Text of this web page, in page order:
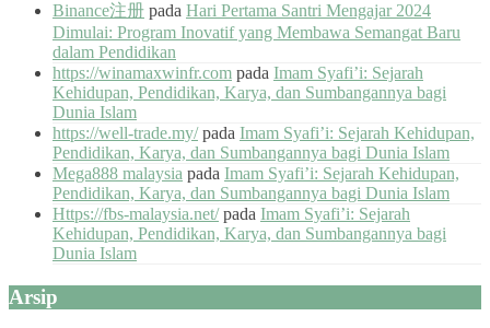
Binance注册 pada Hari Pertama Santri Mengajar 2024
Dimulai: Program Inovatif yang Membawa Semangat Baru
dalam Pendidikan
https://winamaxwinfr.com pada Imam Syafi’i: Sejarah
Kehidupan, Pendidikan, Karya, dan Sumbangannya bagi
Dunia Islam
https://well-trade.my/pada Imam Syafi’i: Sejarah Kehidupan,
Pendidikan, Karya, dan Sumbangannya bagi Dunia Islam
Mega888 malaysia pada Imam Syafi’i: Sejarah Kehidupan,
Pendidikan, Karya, dan Sumbangannya bagi Dunia Islam
Https://fbs-malaysia.net/pada Imam Syafi’i: Sejarah
Kehidupan, Pendidikan, Karya, dan Sumbangannya bagi
Dunia Islam
Arsip